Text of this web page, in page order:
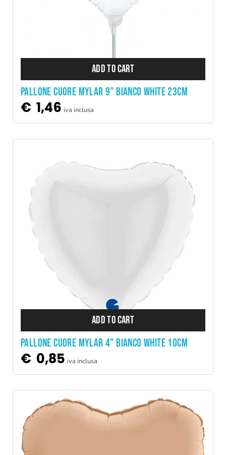
ADD TO CART
PALLONE CUORE MYLAR 9" BIANCO WHITE 23CM
€ 1,46 iva inclusa
ADD TO CART
PALLONE CUORE MYLAR 4" BIANCO WHITE 10CM
€ 0,85 iva inclusa